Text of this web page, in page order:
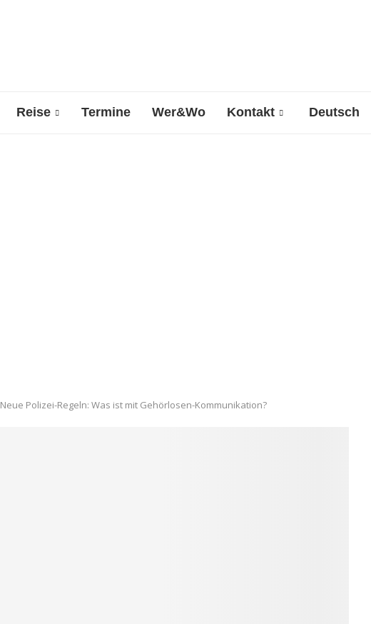
Reise Termine Wer&Wo Kontakt Deutsch
Neue Polizei-Regeln: Was ist mit Gehörlosen-Kommunikation?